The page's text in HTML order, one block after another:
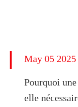
May 05 2025
Pourquoi
elle